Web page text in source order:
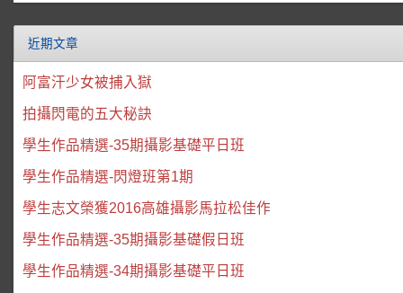
近期文章
阿富汗少女被捕入獄
拍攝閃電的五大秘訣
學生作品精選-35期攝影基礎平日班
學生作品精選-閃燈班第1期
學生志文榮獲2016高雄攝影馬拉松佳作
學生作品精選-35期攝影基礎假日班
學生作品精選-34期攝影基礎平日班